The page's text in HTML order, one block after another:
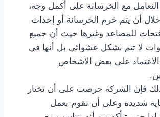
التعامل مع الخرسانة على أكمل وجه،
أن يتم خرم الخرسانة أو إحداث
للمصاعد وغيرها حيث أن جميع
لا تتم بشكل عشوائي بل أنها في
على بعض الاشخاص
فإن الشركة حرصت على أن تختار
شديدة وعلى أن تقوم بعمل